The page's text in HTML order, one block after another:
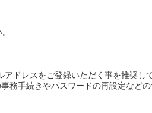
ドレスをご登録いただく事を推奨し
務手続きやパスワードの再設定など